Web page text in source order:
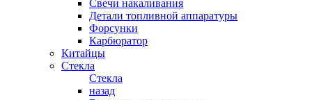
Свечи накаливания
Детали топливной аппаратуры
Форсунки
Карбюратор
Китайцы
Стекла
Стекла
назад